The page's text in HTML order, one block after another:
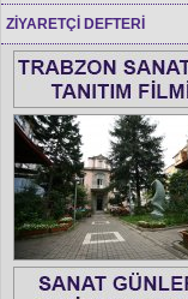
ZİYARETÇİ DEFTERİ